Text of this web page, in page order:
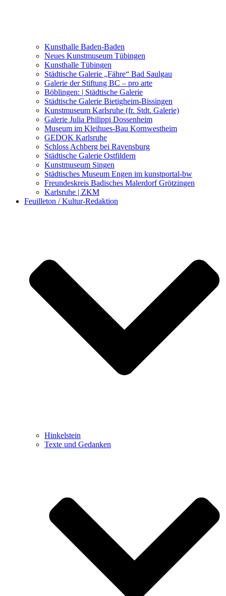
Was seither geschah
Kunstwettbewerbe, Ausschreibungen für Künstler
Kunsthalle Baden-Baden
Neues Kunstmuseum Tübingen
Kunsthalle Tübingen
Städtische Galerie „Fähre“ Bad Saulgau
Galerie der Stiftung BC – pro arte
Böblingen: | Städtische Galerie
Städtische Galerie Bietigheim-Bissingen
Kunstmuseum Karlsruhe (fr. Stdt. Galerie)
Galerie Julia Philippi Dossenheim
Museum im Kleihues-Bau Kornwestheim
GEDOK Karlsruhe
Schloss Achberg bei Ravensburg
Städtische Galerie Ostfildern
Kunstmuseum Singen
Städtisches Museum Engen im kunstportal-bw
Freundeskreis Badisches Malerdorf Grötzingen
Karlsruhe | ZKM
Feuilleton / Kultur-Redaktion
Hinkelstein
Texte und Gedanken